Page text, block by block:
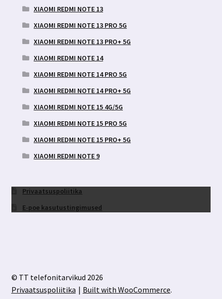
XIAOMI REDMI NOTE 13
XIAOMI REDMI NOTE 13 PRO 5G
XIAOMI REDMI NOTE 13 PRO+ 5G
XIAOMI REDMI NOTE 14
XIAOMI REDMI NOTE 14 PRO 5G
XIAOMI REDMI NOTE 14 PRO+ 5G
XIAOMI REDMI NOTE 15 4G/5G
XIAOMI REDMI NOTE 15 PRO 5G
XIAOMI REDMI NOTE 15 PRO+ 5G
XIAOMI REDMI NOTE 9
Privaatsuspoliitika
E-poe kasutustingimused
© TT telefonitarvikud 2026
Privaatsuspoliitika
Built with WooCommerce.